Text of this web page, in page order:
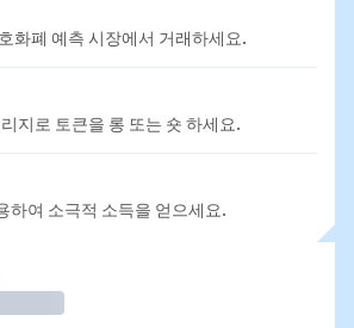
화폐 예측 시장에서 거래하세요.
지로 토큰을 롱 또는 숏 하세요.
하여 소극적 소득을 얻으세요.